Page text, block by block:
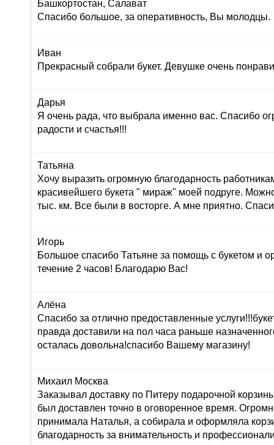
Башкортостан, Салават
Спасибо большое, за оперативность, Вы молодцы.
Иван
Прекрасный собрали букет. Девушке очень
Дарья
Я очень рада, что выбрала именно вас. Спасибо
радости и счастья!!!
Татьяна
Хочу выразить огромную благодарность
красивейшего букета " мираж" моей подруге.
тыс. км. Все были в восторге. А мне приятно.
Игорь
Большое спасибо Татьяне за помощь с букетом и
течение 2 часов! Благодарю Вас!
Алёна
Спасибо за отлично предоставленные
правда доставили на пол часа раньше
осталась довольна!спасибо Вашему магазину!
Михаил Москва
Заказывал доставку по Питеру подарочной
был доставлен точно в оговоренное время.
принимала Наталья, а собирала и оформляла
благодарность за внимательность и